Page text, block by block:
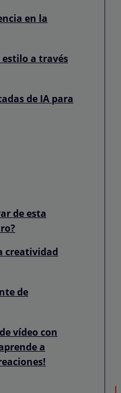
en la
a través
de IA para
de esta
creatividad
de
vídeo con
a